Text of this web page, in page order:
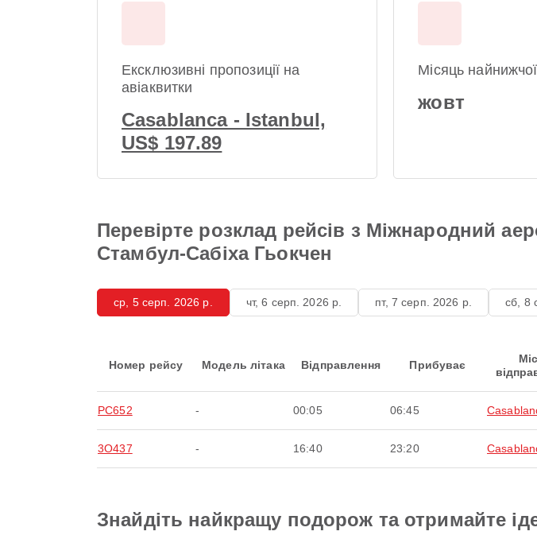
Ексклюзивні пропозиції на
авіаквитки
Casablanca - Istanbul,
US$ 197.89
Місяць
жовт
Перевірте розклад рейсів з Міжнародний
Стамбул-Сабіха Гьокчен
ср, 5 серп. 2026 р. чт, 6 серп. 2026 р. пт, 7 серп. 2026 р. сб, 8
Номер рейсу Модель літака Відправлення Прибуває
PC652 - 00:05 06:45
3O437 - 16:40 23:20
Знайдіть найкращу подорож та отримайте